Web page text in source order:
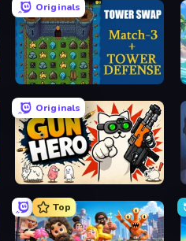
Originals
Tower Swap
Originals
Gun Hero: Cat Survival
Top